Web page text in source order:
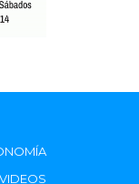
VIDEOS